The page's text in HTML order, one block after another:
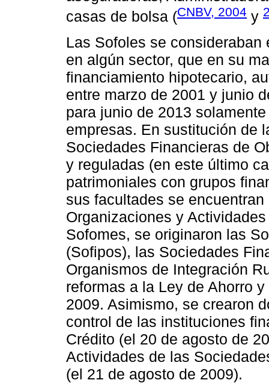
casas de bolsa (CNBV, 2004 y
Las Sofoles se
en algún sector, que en su
financiamiento hipotecario,
entre marzo de 2001 y junio
para junio de 2013
empresas. En sustitución de
Sociedades Financieras de
y reguladas (en este último
patrimoniales con grupos
sus facultades se
Organizaciones y
Sofomes, se originaron las
(Sofipos), las Sociedades
Organismos de Integración
reformas a la Ley de Ahorro
2009. Asimismo, se crearon
control de las instituciones
Crédito (el 20 de agosto de
Actividades de las
(el 21 de agosto de 2009).